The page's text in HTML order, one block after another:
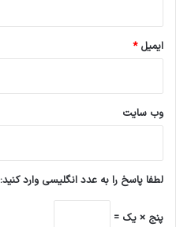
ایمیل*
وب‌ سایت
لطفا پاسخ را به عدد انگلیسی وارد کنید:
پنج × یک =